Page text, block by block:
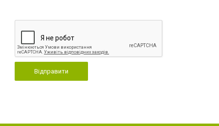
Відправити